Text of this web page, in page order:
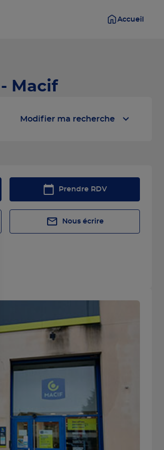
Accueil
Macif
Modifier ma recherche
Prendre RDV
Nous écrire